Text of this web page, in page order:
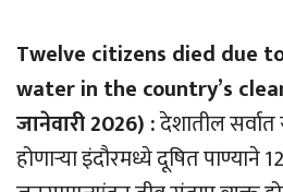
Twelve citizens died due
water in the country’s
जानेवारी 2026) :देशातील
होणार्‍या इंदौरमध्ये दूषित पाण्याने